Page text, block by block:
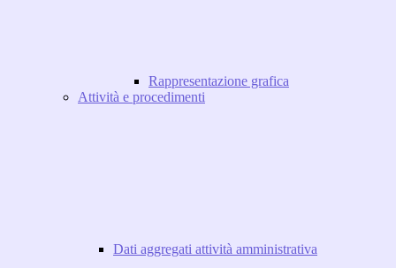
Rappresentazione grafica
Attività e procedimenti
Dati aggregati attività amministrativa